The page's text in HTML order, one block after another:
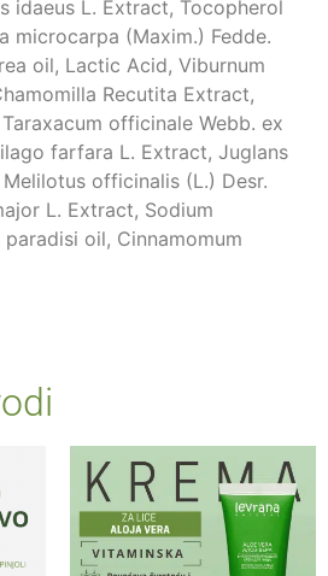
idaeus L. Extract, Tocopherol
microcarpa (Maxim.) Fedde.
oil, Lactic Acid, Viburnum
Recutita Extract,
officinale Webb. ex
farfara L. Extract, Juglans
officinalis (L.) Desr.
L. Extract, Sodium
oil, Cinnamomum